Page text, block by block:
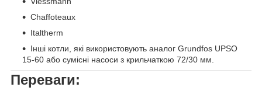
Chaffoteaux
Italtherm
Інші котли, які використовують аналог Grundfos UPSO
15-60 або сумісні насоси з крильчаткою 72/30 мм.
Переваги: